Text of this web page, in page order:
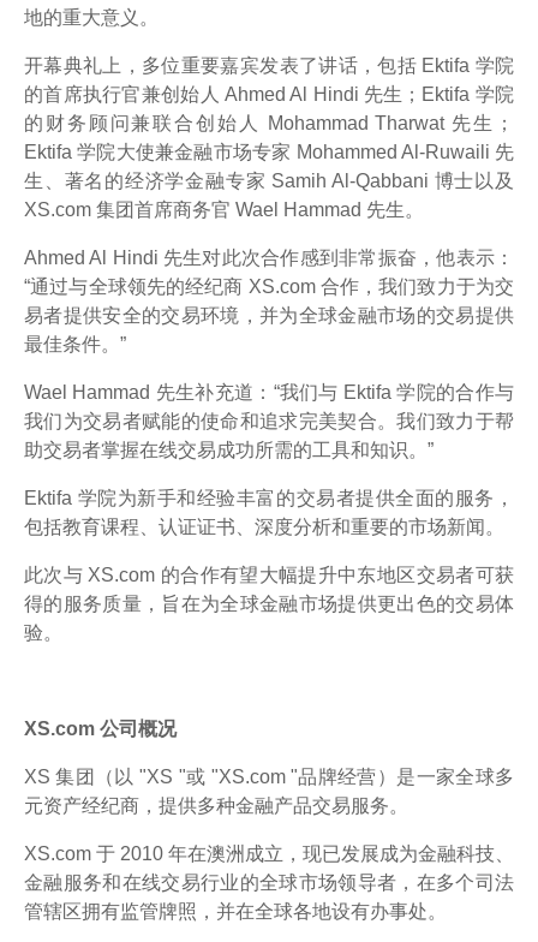
地的重大意义。
开幕典礼上，多位重要嘉宾发表了讲话，包括 Ektifa 学院
的首席执行官兼创始人 Ahmed Al Hindi 先生；Ektifa 学院
的财务顾问兼联合创始人 Mohammad Tharwat 先生；
Ektifa 学院大使兼金融市场专家 Mohammed Al-Ruwaili 先
生、著名的经济学金融专家 Samih Al-Qabbani 博士以及
XS.com 集团首席商务官 Wael Hammad 先生。
Ahmed Al Hindi 先生对此次合作感到非常振奋，他表示：
“通过与全球领先的经纪商 XS.com 合作，我们致力于为交
易者提供安全的交易环境，并为全球金融市场的交易提供
最佳条件。”
Wael Hammad 先生补充道：“我们与 Ektifa 学院的合作与
我们为交易者赋能的使命和追求完美契合。我们致力于帮
助交易者掌握在线交易成功所需的工具和知识。”
Ektifa 学院为新手和经验丰富的交易者提供全面的服务，
包括教育课程、认证证书、深度分析和重要的市场新闻。
此次与 XS.com 的合作有望大幅提升中东地区交易者可获
得的服务质量，旨在为全球金融市场提供更出色的交易体
验。
XS.com 公司概况
XS 集团（以 "XS "或 "XS.com "品牌经营）是一家全球多
元资产经纪商，提供多种金融产品交易服务。
XS.com 于 2010 年在澳洲成立，现已发展成为金融科技、
金融服务和在线交易行业的全球市场领导者，在多个司法
管辖区拥有监管牌照，并在全球各地设有办事处。